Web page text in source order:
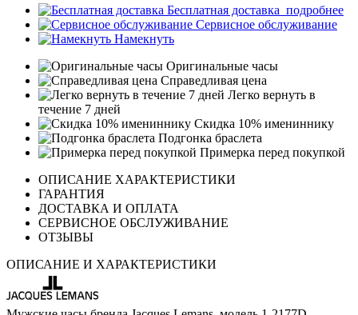
Бесплатная доставка подробнее
Сервисное обслуживание
Намекнуть
Оригинальные часы
Справедливая цена
Легко вернуть в
течение 7 дней
Скидка 10% имениннику
Подгонка браслета
Примерка перед покупкой
ОПИСАНИЕ ХАРАКТЕРИСТИКИ
ГАРАНТИЯ
ДОСТАВКА И ОПЛАТА
СЕРВИСНОЕ ОБСЛУЖИВАНИЕ
ОТЗЫВЫ
ОПИСАНИЕ И ХАРАКТЕРИСТИКИ